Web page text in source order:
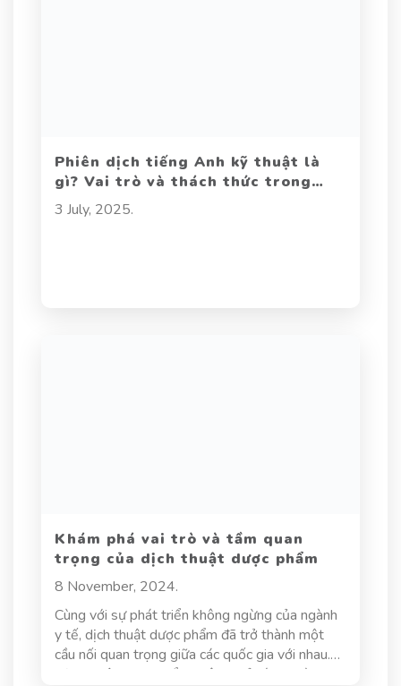
Phiên dịch tiếng Anh kỹ thuật là
gì? Vai trò và thách thức trong
ngành này
3 July, 2025.
Khám phá vai trò và tầm quan
trọng của dịch thuật dược phẩm
8 November, 2024.
Cùng với sự phát triển không ngừng của ngành
y tế, dịch thuật dược phẩm đã trở thành một
cầu nối quan trọng giữa các quốc gia với nhau.
Dịch thuật dược phẩm không chỉ có vai trò quan